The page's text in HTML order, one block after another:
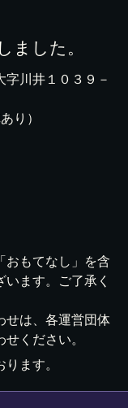
ました。
川井１０３９－
り）
おもてなし」を含
ます。ご了承く
せは、各運営団体
ください。
ます。